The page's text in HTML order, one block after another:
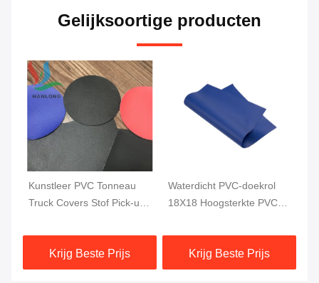
Gelijksoortige producten
Kunstleer PVC Tonneau
Truck Covers Stof Pick-up
1000DX1000D 20X20
750GKrijg Beste Prijs
Waterdicht PVC-doekrol
18X18 Hoogsterkte PVC-
610GSM
Krijg Beste Prijs